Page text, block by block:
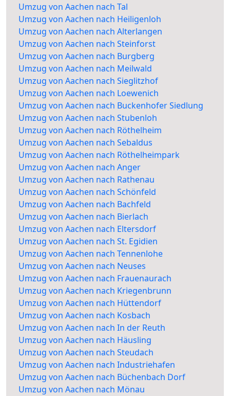
Umzug von Aachen nach Tal
Umzug von Aachen nach Heiligenloh
Umzug von Aachen nach Alterlangen
Umzug von Aachen nach Steinforst
Umzug von Aachen nach Burgberg
Umzug von Aachen nach Meilwald
Umzug von Aachen nach Sieglitzhof
Umzug von Aachen nach Loewenich
Umzug von Aachen nach Buckenhofer Siedlung
Umzug von Aachen nach Stubenloh
Umzug von Aachen nach Röthelheim
Umzug von Aachen nach Sebaldus
Umzug von Aachen nach Röthelheimpark
Umzug von Aachen nach Anger
Umzug von Aachen nach Rathenau
Umzug von Aachen nach Schönfeld
Umzug von Aachen nach Bachfeld
Umzug von Aachen nach Bierlach
Umzug von Aachen nach Eltersdorf
Umzug von Aachen nach St. Egidien
Umzug von Aachen nach Tennenlohe
Umzug von Aachen nach Neuses
Umzug von Aachen nach Frauenaurach
Umzug von Aachen nach Kriegenbrunn
Umzug von Aachen nach Hüttendorf
Umzug von Aachen nach Kosbach
Umzug von Aachen nach In der Reuth
Umzug von Aachen nach Häusling
Umzug von Aachen nach Steudach
Umzug von Aachen nach Industriehafen
Umzug von Aachen nach Büchenbach Dorf
Umzug von Aachen nach Mönau